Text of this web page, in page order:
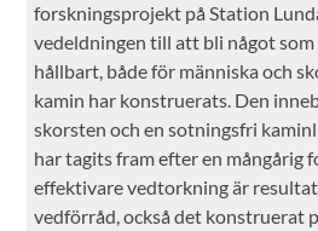
forskningsprojekt på Station
vedeldningen till att bli något
hållbart, både för människa och
kamin har konstruerats. Den
skorsten och en sotningsfri
har tagits fram efter en mångårig
effektivare vedtorkning är
vedförråd, också det konstruerat